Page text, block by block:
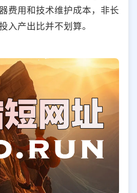
费用和技术维护成本，非长
入产出比并不划算。